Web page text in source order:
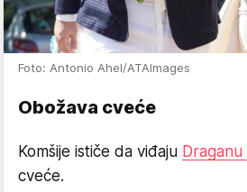
Foto: Antonio Ahel/ATAImages
Obožava cveće
Komšije ističe da viđaju Draganu
cveće.